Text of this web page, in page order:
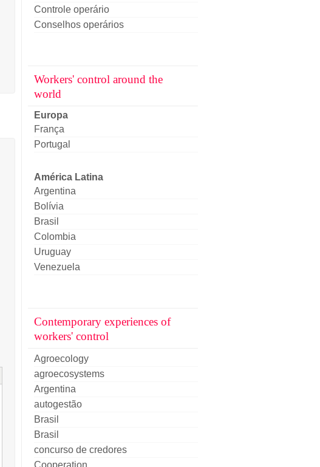
Controle operário
Conselhos operários
Workers' control around the
world
Europa
França
Portugal
América Latina
Argentina
Bolívia
Brasil
Colombia
Uruguay
Venezuela
Contemporary experiences of
workers' control
Agroecology
agroecosystems
Argentina
autogestão
Brasil
Brasil
concurso de credores